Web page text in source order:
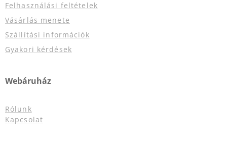
Felhasználási feltételek
Vásárlás menete
Szállítási információk
Gyakori kérdések
Webáruház
Rólunk
Kapcsolat